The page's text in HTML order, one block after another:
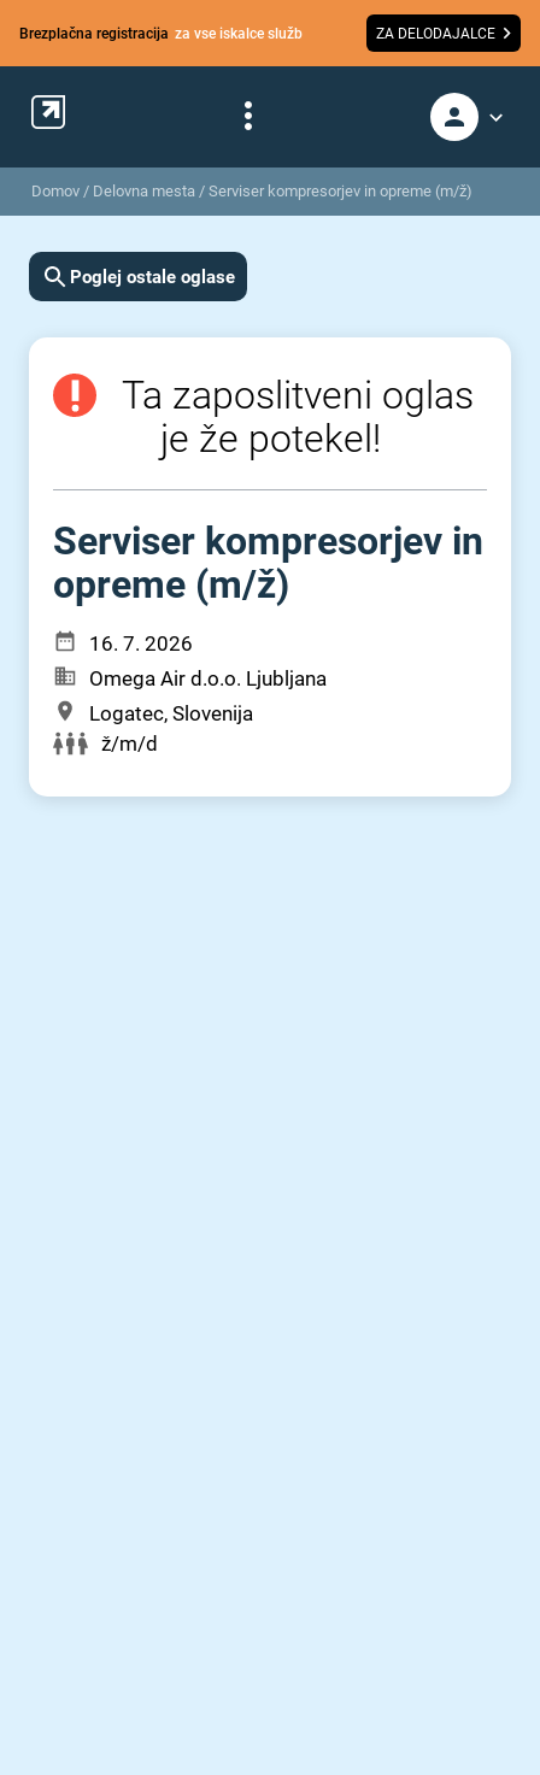
Brezplačna registracija za vse iskalce služb ZA DELODAJALCE
Domov / Delovna mesta / Serviser kompresorjev in opreme (m/ž)
Poglej ostale oglase
Ta zaposlitveni oglas
je že potekel!
Serviser kompresorjev in
opreme (m⁠/⁠ž)
16. 7. 2026
Omega Air d.o.o. Ljubljana
Logatec, Slovenija
ž/m/d